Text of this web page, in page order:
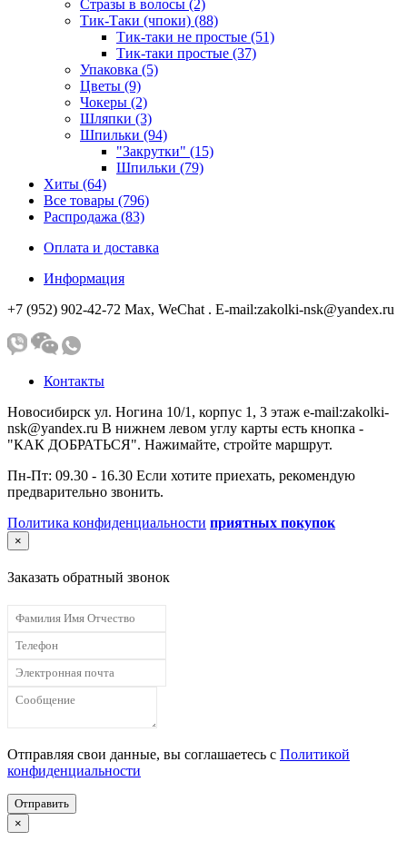
Стразы в волосы (2)
Тик-Таки (чпоки) (88)
Тик-таки не простые (51)
Тик-таки простые (37)
Упаковка (5)
Цветы (9)
Чокеры (2)
Шляпки (3)
Шпильки (94)
"Закрутки" (15)
Шпильки (79)
Хиты (64)
Все товары (796)
Распродажа (83)
Оплата и доставка
Информация
+7 (952) 902-42-72 Мах, WeChat . E-mail:zakolki-nsk@yandex.ru
Контакты
Новосибирск ул. Ногина 10/1, корпус 1, 3 этаж e-mail:zakolki-
nsk@yandex.ru В нижнем левом углу карты есть кнопка -
"КАК ДОБРАТЬСЯ". Нажимайте, стройте маршрут.
Пн-Пт: 09.30 - 16.30 Если хотите приехать, рекомендую
предварительно звонить.
Политика конфиденциальности приятных покупок
×
Заказать обратный звонок
Отправляя свои данные, вы соглашаетесь с Политикой
конфиденциальности
Отправить
×